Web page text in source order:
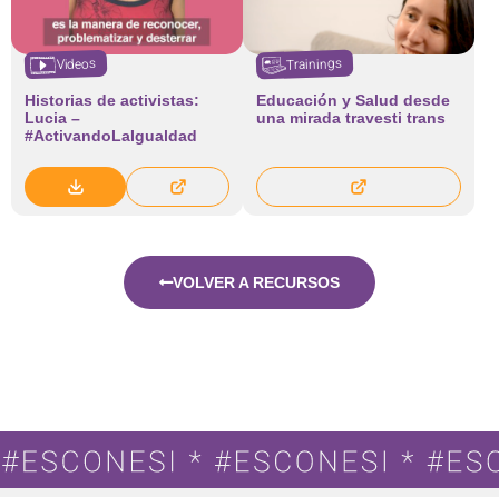
Videos
Historias de activistas:
Lucia –
#ActivandoLaIgualdad
Trainings
Educación y Salud desde
una mirada travesti trans
VOLVER A RECURSOS